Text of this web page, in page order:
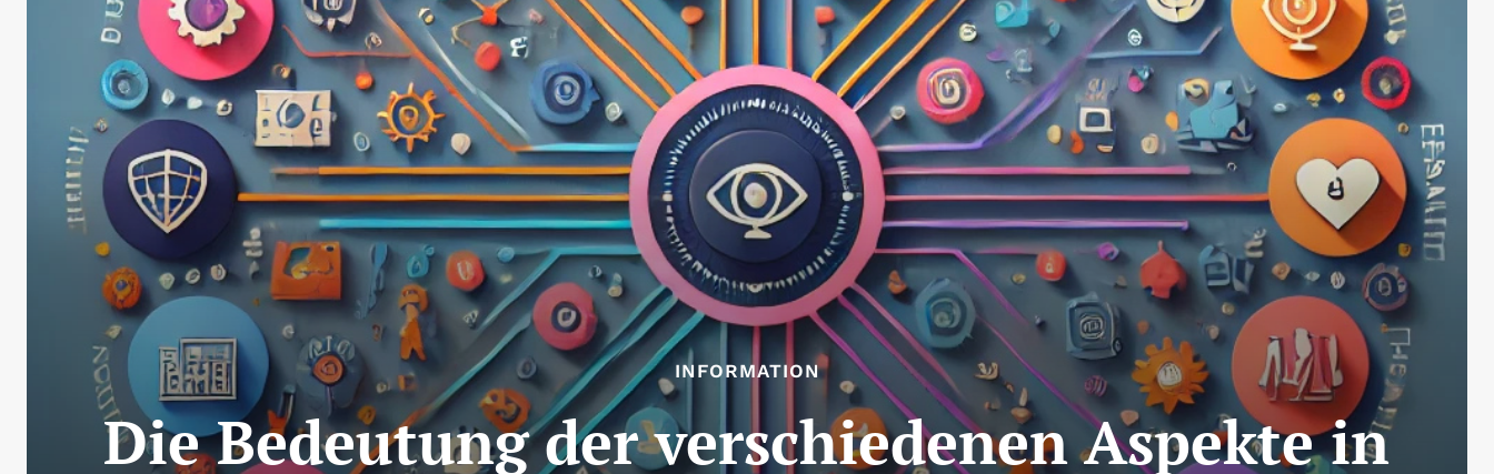
INFORMATION
Die Bedeutung der verschiedenen Aspekte in